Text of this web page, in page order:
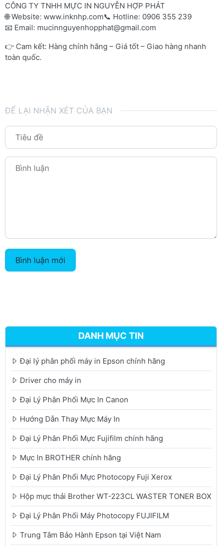
CÔNG TY TNHH MỰC IN NGUYỄN HỢP PHÁT
🌐 Website: www.inknhp.com📞 Hotline: 0906 355 239
📧 Email: mucinnguyenhopphat@gmail.com
👉 Cam kết: Hàng chính hãng – Giá tốt – Giao hàng nhanh
toàn quốc.
ĐỂ LẠI NHẬN XÉT CỦA BẠN
Bình luận mới
DANH MỤC TIN
Đại lý phân phối máy in Epson chính hãng
Driver cho máy in
Đại Lý Phân Phối Mực In Canon
Hướng Dẫn Thay Mực Máy In
Đại Lý Phân Phối Mực Fujifilm chính hãng
Mực In BROTHER chính hãng
Đại Lý Phân Phối Mực Photocopy Fuji Xerox
Hộp mực thải Brother WT-223CL WASTER TONER BOX
Đại Lý Phân Phối Máy Photocopy FUJIFILM
Trung Tâm Bảo Hành Epson tại Việt Nam